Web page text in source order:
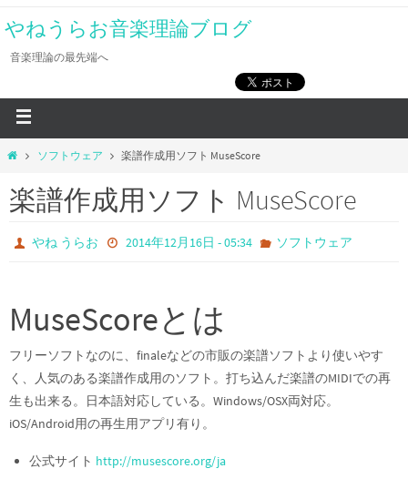
やねうらお音楽理論ブログ
音楽理論の最先端へ
ソフトウェア 楽譜作成用ソフト MuseScore
楽譜作成用ソフト MuseScore
やね うらお 2014年12月16日 - 05:34 ソフトウェア
MuseScoreとは
フリーソフトなのに、finaleなどの市販の楽譜ソフトより使いやす
く、人気のある楽譜作成用のソフト。打ち込んだ楽譜のMIDIでの再
生も出来る。日本語対応している。Windows/OSX両対応。
iOS/Android用の再生用アプリ有り。
公式サイト http://musescore.org/ja